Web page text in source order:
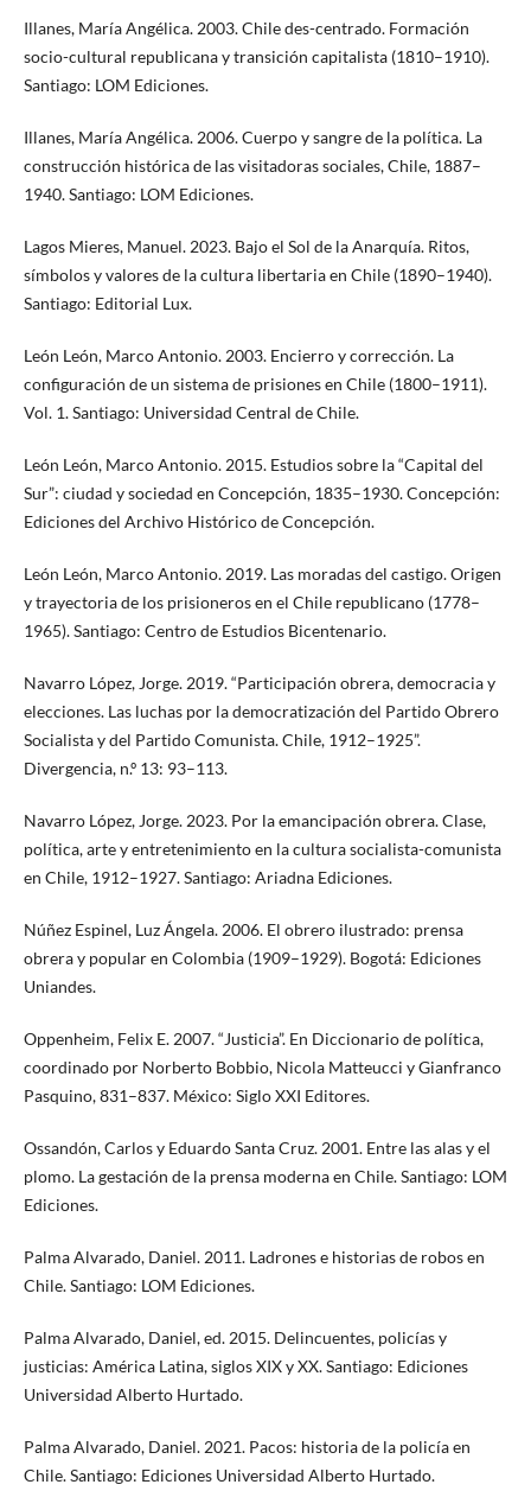
Illanes, María Angélica. 2003. Chile des-centrado. Formación
socio-cultural republicana y transición capitalista (1810–1910).
Santiago: LOM Ediciones.
Illanes, María Angélica. 2006. Cuerpo y sangre de la política. La
construcción histórica de las visitadoras sociales, Chile, 1887–
1940. Santiago: LOM Ediciones.
Lagos Mieres, Manuel. 2023. Bajo el Sol de la Anarquía. Ritos,
símbolos y valores de la cultura libertaria en Chile (1890–1940).
Santiago: Editorial Lux.
León León, Marco Antonio. 2003. Encierro y corrección. La
configuración de un sistema de prisiones en Chile (1800–1911).
Vol. 1. Santiago: Universidad Central de Chile.
León León, Marco Antonio. 2015. Estudios sobre la “Capital del
Sur”: ciudad y sociedad en Concepción, 1835–1930. Concepción:
Ediciones del Archivo Histórico de Concepción.
León León, Marco Antonio. 2019. Las moradas del castigo. Origen
y trayectoria de los prisioneros en el Chile republicano (1778–
1965). Santiago: Centro de Estudios Bicentenario.
Navarro López, Jorge. 2019. “Participación obrera, democracia y
elecciones. Las luchas por la democratización del Partido Obrero
Socialista y del Partido Comunista. Chile, 1912–1925”.
Divergencia, n.º 13: 93–113.
Navarro López, Jorge. 2023. Por la emancipación obrera. Clase,
política, arte y entretenimiento en la cultura socialista-comunista
en Chile, 1912–1927. Santiago: Ariadna Ediciones.
Núñez Espinel, Luz Ángela. 2006. El obrero ilustrado: prensa
obrera y popular en Colombia (1909–1929). Bogotá: Ediciones
Uniandes.
Oppenheim, Felix E. 2007. “Justicia”. En Diccionario de política,
coordinado por Norberto Bobbio, Nicola Matteucci y Gianfranco
Pasquino, 831–837. México: Siglo XXI Editores.
Ossandón, Carlos y Eduardo Santa Cruz. 2001. Entre las alas y el
plomo. La gestación de la prensa moderna en Chile. Santiago: LOM
Ediciones.
Palma Alvarado, Daniel. 2011. Ladrones e historias de robos en
Chile. Santiago: LOM Ediciones.
Palma Alvarado, Daniel, ed. 2015. Delincuentes, policías y
justicias: América Latina, siglos XIX y XX. Santiago: Ediciones
Universidad Alberto Hurtado.
Palma Alvarado, Daniel. 2021. Pacos: historia de la policía en
Chile. Santiago: Ediciones Universidad Alberto Hurtado.